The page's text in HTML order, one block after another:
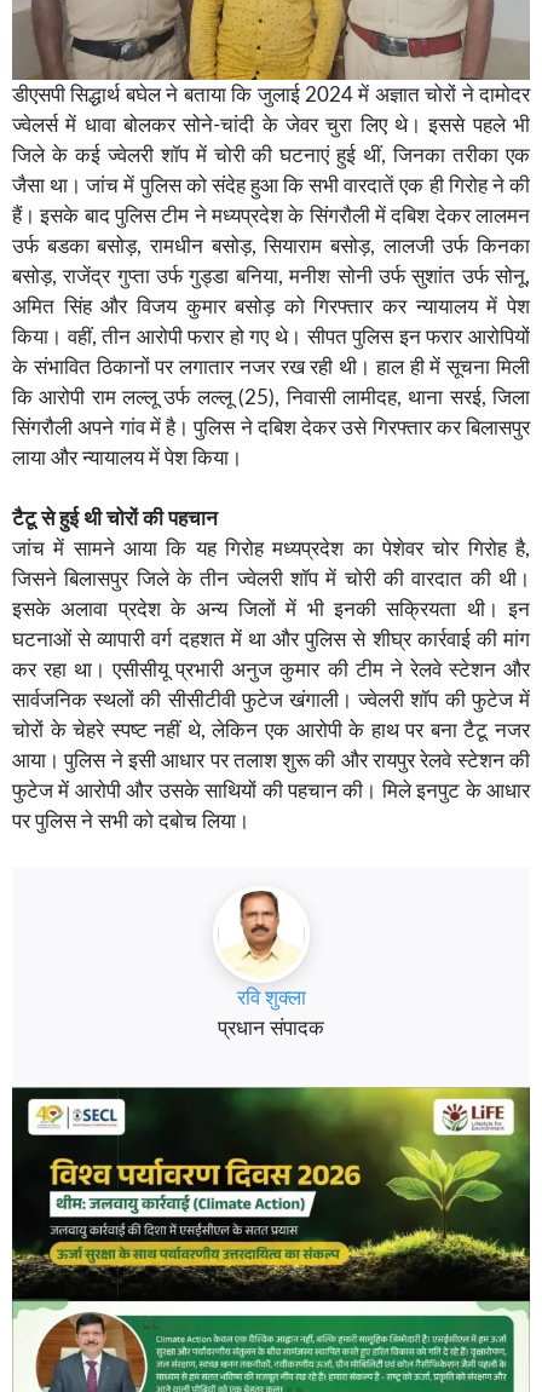
डीएसपी सिद्धार्थ बघेल ने बताया कि जुलाई 2024 में अज्ञात चोरों ने दामोदर
ज्वेलर्स में धावा बोलकर सोने-चांदी के जेवर चुरा लिए थे। इससे पहले भी
जिले के कई ज्वेलरी शॉप में चोरी की घटनाएं हुई थीं, जिनका तरीका एक
जैसा था। जांच में पुलिस को संदेह हुआ कि सभी वारदातें एक ही गिरोह ने की
हैं। इसके बाद पुलिस टीम ने मध्यप्रदेश के सिंगरौली में दबिश देकर लालमन
उर्फ बडका बसोड़, रामधीन बसोड़, सियाराम बसोड़, लालजी उर्फ किनका
बसोड़, राजेंद्र गुप्ता उर्फ गुड्डा बनिया, मनीश सोनी उर्फ सुशांत उर्फ सोनू,
अमित सिंह और विजय कुमार बसोड़ को गिरफ्तार कर न्यायालय में पेश
किया। वहीं, तीन आरोपी फरार हो गए थे। सीपत पुलिस इन फरार आरोपियों
के संभावित ठिकानों पर लगातार नजर रख रही थी। हाल ही में सूचना मिली
कि आरोपी राम लल्लू उर्फ लल्लू (25), निवासी लामीदह, थाना सरई, जिला
सिंगरौली अपने गांव में है। पुलिस ने दबिश देकर उसे गिरफ्तार कर बिलासपुर
लाया और न्यायालय में पेश किया।
टैटू से हुई थी चोरों की पहचान
जांच में सामने आया कि यह गिरोह मध्यप्रदेश का पेशेवर चोर गिरोह है,
जिसने बिलासपुर जिले के तीन ज्वेलरी शॉप में चोरी की वारदात की थी।
इसके अलावा प्रदेश के अन्य जिलों में भी इनकी सक्रियता थी। इन
घटनाओं से व्यापारी वर्ग दहशत में था और पुलिस से शीघ्र कार्रवाई की मांग
कर रहा था। एसीसीयू प्रभारी अनुज कुमार की टीम ने रेलवे स्टेशन और
सार्वजनिक स्थलों की सीसीटीवी फुटेज खंगाली। ज्वेलरी शॉप की फुटेज में
चोरों के चेहरे स्पष्ट नहीं थे, लेकिन एक आरोपी के हाथ पर बना टैटू नजर
आया। पुलिस ने इसी आधार पर तलाश शुरू की और रायपुर रेलवे स्टेशन की
फुटेज में आरोपी और उसके साथियों की पहचान की। मिले इनपुट के आधार
पर पुलिस ने सभी को दबोच लिया।
रवि शुक्ला
प्रधान संपादक